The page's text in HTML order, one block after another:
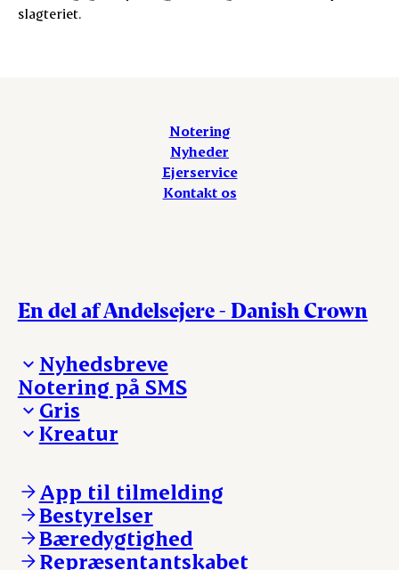
slagteriet.
Notering
Nyheder
Ejerservice
Kontakt os
En del af Andelsejere - Danish Crown
Nyhedsbreve
Madinspiration - nyhedsbrev
Notering på SMS
Gris
Ejerinformation
Nyheder
Login
Kreatur
Kontakt os
Notering
Nyheder
Login
App til tilmelding
Bestyrelser
Bæredygtighed
Repræsentantskabet